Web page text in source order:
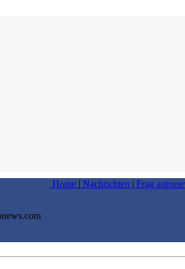
Home | Nachrichten | Frag